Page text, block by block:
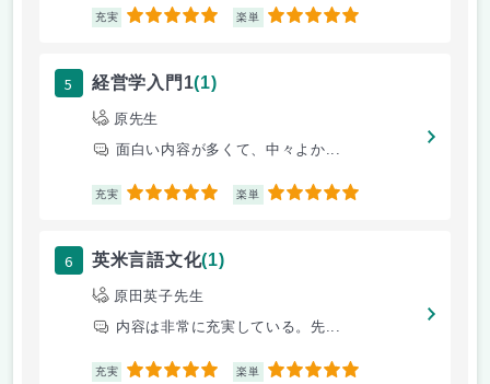
充実 5 楽単 5
5 経営学入門1(1)
原先生
面白い内容が多くて、中々よか...
充実 5 楽単 5
6 英米言語文化(1)
原田英子先生
内容は非常に充実している。先...
充実 5 楽単 5